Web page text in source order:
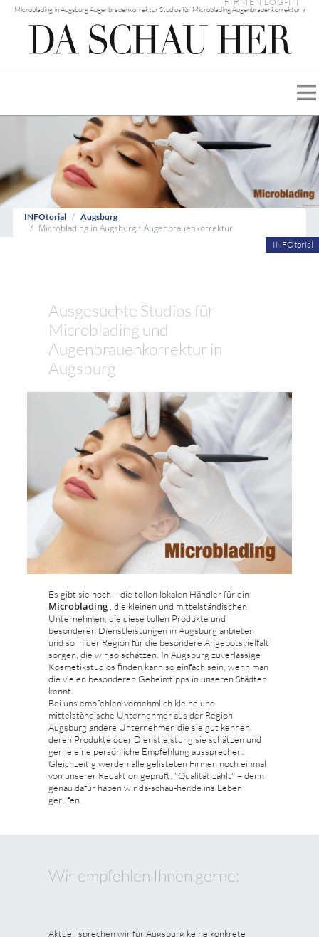
Microblading in Augsburg Augenbrauenkorrektur Studios für Microblading Augenbrauenkorrektur √
INFOtorial Augsburg
Microblading in Augsburg • Augenbrauenkorrektur
INFOtorial
Ausgesuchte Studios für
Microblading und
Augenbrauenkorrektur in
Augsburg
Es gibt sie noch – die tollen lokalen Händler für ein
Microblading , die kleinen und mittelständischen
Unternehmen, die diese tollen Produkte und
besonderen Dienstleistungen in Augsburg anbieten
und so in der Region für die besondere Angebotsvielfalt
sorgen, die wir so schätzen. In Augsburg zuverlässige
Kosmetikstudios finden kann so einfach sein, wenn man
die vielen besonderen Geheimtipps in unseren Städten
kennt.
Bei uns empfehlen vornehmlich kleine und
mittelständische Unternehmer aus der Region
Augsburg andere Unternehmer, die sie gut kennen,
deren Produkte oder Dienstleistung sie schätzen und
gerne eine persönliche Empfehlung aussprechen.
Gleichzeitig werden alle gelisteten Firmen noch einmal
von unserer Redaktion geprüft. "Qualität zählt" – denn
genau dafür haben wir da-schau-her.de ins Leben
gerufen.
Wir empfehlen Ihnen gerne:
Aktuell sprechen wir für Augsburg keine konkrete